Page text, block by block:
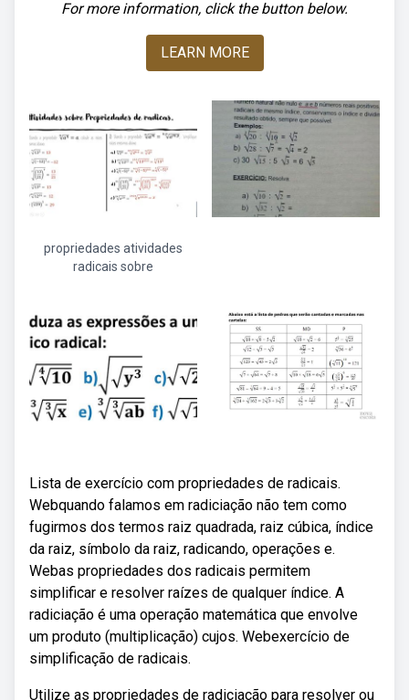
For more information, click the button below.
LEARN MORE
propriedades atividades
radicais sobre
Lista de exercício com propriedades de radicais.
Webquando falamos em radiciação não tem como
fugirmos dos termos raiz quadrada, raiz cúbica, índice
da raiz, símbolo da raiz, radicando, operações e.
Webas propriedades dos radicais permitem
simplificar e resolver raízes de qualquer índice. A
radiciação é uma operação matemática que envolve
um produto (multiplicação) cujos. Webexercício de
simplificação de radicais.
Utilize as propriedades de radiciação para resolver ou